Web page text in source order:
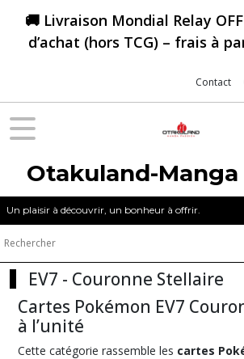
🚚 Livraison Mondial Relay
d’achat (hors TCG) – frais à
Contact
Otakuland-Manga
Un plaisir à découvrir, un bonheur à offrir.
EV7 - Couronne Stellaire
Cartes Pokémon EV7
à l’unité
Cette catégorie rassemble les cartes
Fermer
Tous
les
produits
Cartes
à
l'unité
Francais
-
Nuit
Noire
(120)